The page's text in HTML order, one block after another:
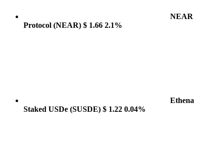
NEAR
Protocol (NEAR) $ 1.66 2.1%
Ethena
Staked USDe (SUSDE) $ 1.22 0.04%